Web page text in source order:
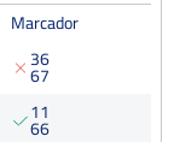
4
39
Marcador
3
6
6
7
1
6
1
6